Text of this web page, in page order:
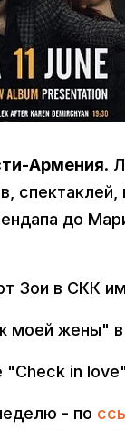
Армения.
до
Зои в СКК
моей жены" в
in
- по